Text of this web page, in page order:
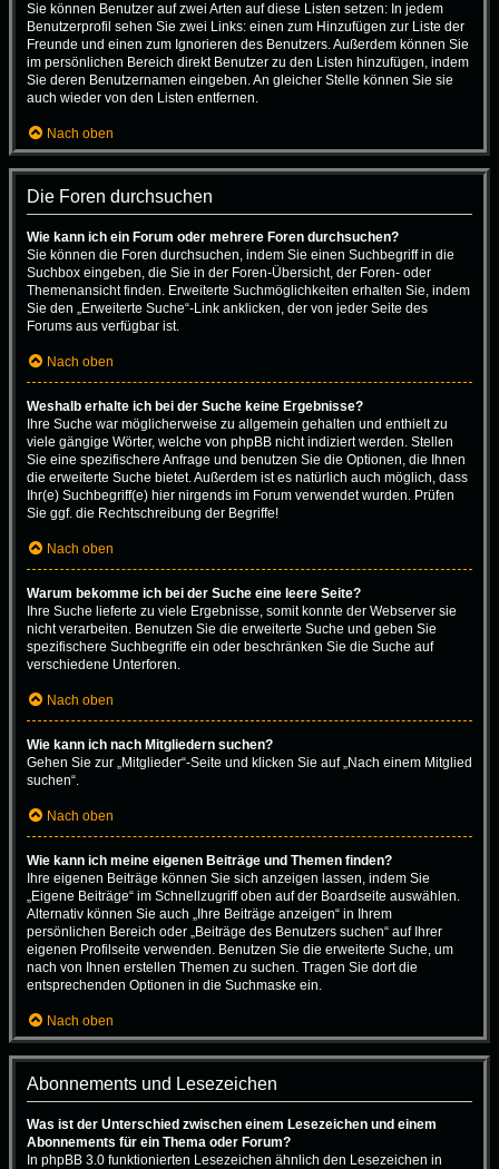
Sie können Benutzer auf zwei Arten auf diese Listen setzen: In jedem
Benutzerprofil sehen Sie zwei Links: einen zum Hinzufügen zur Liste der
Freunde und einen zum Ignorieren des Benutzers. Außerdem können Sie
im persönlichen Bereich direkt Benutzer zu den Listen hinzufügen, indem
Sie deren Benutzernamen eingeben. An gleicher Stelle können Sie sie
auch wieder von den Listen entfernen.
Nach oben
Die Foren durchsuchen
Wie kann ich ein Forum oder mehrere Foren durchsuchen?
Sie können die Foren durchsuchen, indem Sie einen Suchbegriff in die
Suchbox eingeben, die Sie in der Foren-Übersicht, der Foren- oder
Themenansicht finden. Erweiterte Suchmöglichkeiten erhalten Sie, indem
Sie den „Erweiterte Suche“-Link anklicken, der von jeder Seite des
Forums aus verfügbar ist.
Nach oben
Weshalb erhalte ich bei der Suche keine Ergebnisse?
Ihre Suche war möglicherweise zu allgemein gehalten und enthielt zu
viele gängige Wörter, welche von phpBB nicht indiziert werden. Stellen
Sie eine spezifischere Anfrage und benutzen Sie die Optionen, die Ihnen
die erweiterte Suche bietet. Außerdem ist es natürlich auch möglich, dass
Ihr(e) Suchbegriff(e) hier nirgends im Forum verwendet wurden. Prüfen
Sie ggf. die Rechtschreibung der Begriffe!
Nach oben
Warum bekomme ich bei der Suche eine leere Seite?
Ihre Suche lieferte zu viele Ergebnisse, somit konnte der Webserver sie
nicht verarbeiten. Benutzen Sie die erweiterte Suche und geben Sie
spezifischere Suchbegriffe ein oder beschränken Sie die Suche auf
verschiedene Unterforen.
Nach oben
Wie kann ich nach Mitgliedern suchen?
Gehen Sie zur „Mitglieder“-Seite und klicken Sie auf „Nach einem Mitglied
suchen“.
Nach oben
Wie kann ich meine eigenen Beiträge und Themen finden?
Ihre eigenen Beiträge können Sie sich anzeigen lassen, indem Sie
„Eigene Beiträge“ im Schnellzugriff oben auf der Boardseite auswählen.
Alternativ können Sie auch „Ihre Beiträge anzeigen“ in Ihrem
persönlichen Bereich oder „Beiträge des Benutzers suchen“ auf Ihrer
eigenen Profilseite verwenden. Benutzen Sie die erweiterte Suche, um
nach von Ihnen erstellen Themen zu suchen. Tragen Sie dort die
entsprechenden Optionen in die Suchmaske ein.
Nach oben
Abonnements und Lesezeichen
Was ist der Unterschied zwischen einem Lesezeichen und einem
Abonnements für ein Thema oder Forum?
In phpBB 3.0 funktionierten Lesezeichen ähnlich den Lesezeichen in